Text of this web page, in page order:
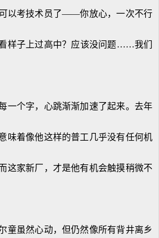
以考技术员了——你放心，一次不行
样子上过高中？应该没问题……我们
个字，心跳渐渐加速了起来。去年
味着像他这样的普工几乎没有任何机
这家新厂，才是他有机会触摸稍微不
虽然心动，但仍然像所有背井离乡